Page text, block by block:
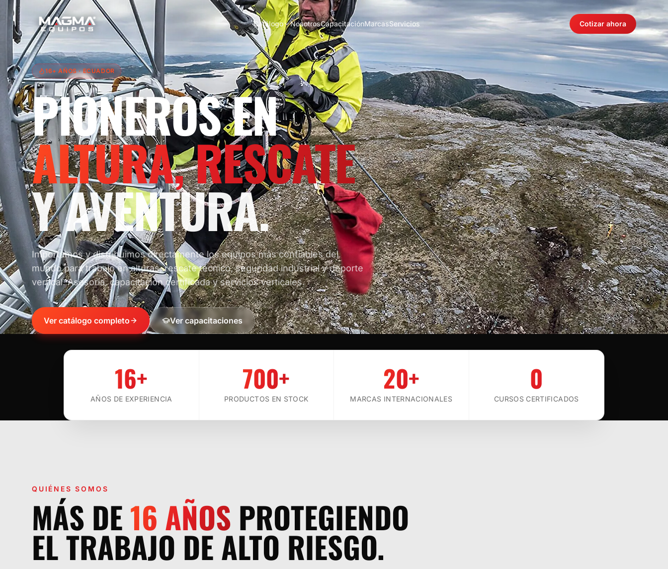
Catálogo NosotrosCapacitaciónMarcasServicios Cotizar ahora
16+ AÑOS· ECUADOR
PIONEROS EN
ALTURA, RESCATE
Y AVENTURA.
Importamos y distribuimos directamente los equipos más confiables del
mundo para trabajo en alturas, rescate técnico, seguridad industrial y deporte
vertical. Asesoría, capacitación certificada y servicios verticales.
Ver catálogo completo Ver capacitaciones
16+
AÑOS DE EXPERIENCIA
700+
PRODUCTOS EN STOCK
20+
MARCAS INTERNACIONALES
0
CURSOS CERTIFICADOS
QUIÉNES SOMOS
MÁS DE16 AÑOS PROTEGIENDO
EL TRABAJO DE ALTO RIESGO.